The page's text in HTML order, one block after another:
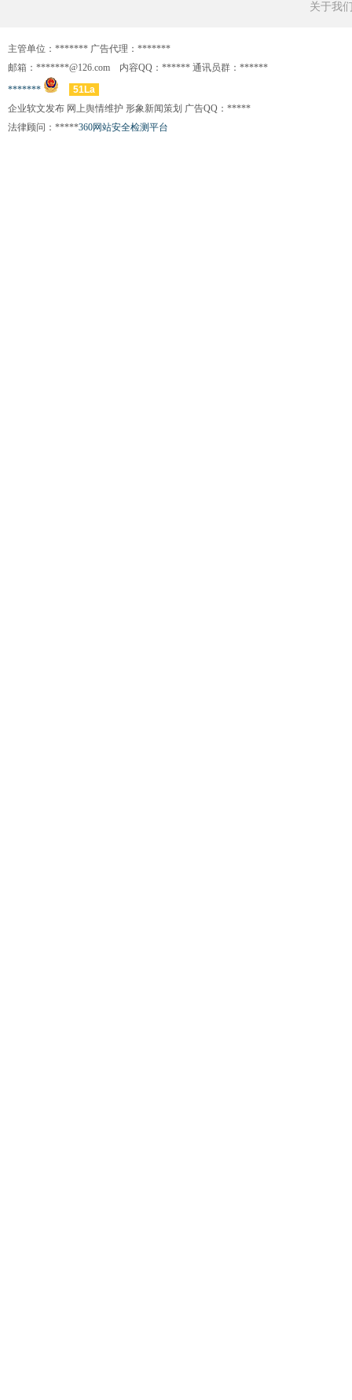
关于我
主管单位：******* 广告代理：*******
邮箱：*******@126.com 内容QQ：****** 通讯员群：******
*******
51La
企业软文发布 网上舆情维护 形象新闻策划 广告QQ：*****
法律顾问：*****360网站安全检测平台